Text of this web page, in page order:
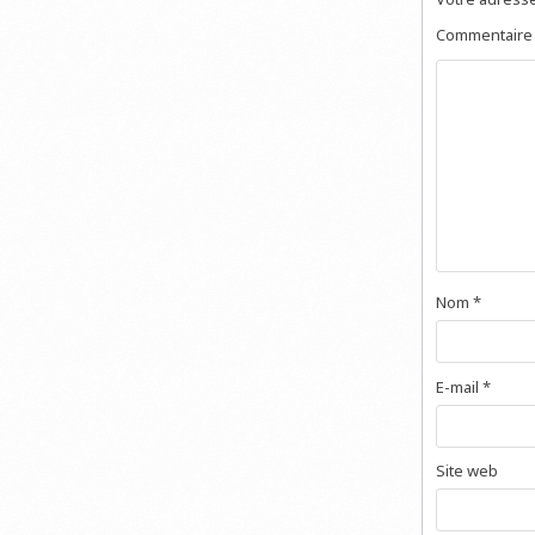
Commentaire
Nom *
E-mail *
Site web